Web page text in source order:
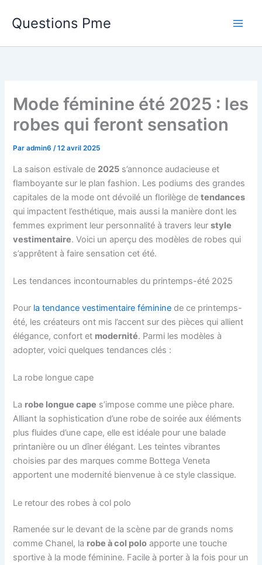
Questions Pme
Mode féminine été 2025 : les
robes qui feront sensation
Paradmin6/12 avril 2025
La saison estivale de 2025 s’annonce audacieuse et
flamboyante sur le plan fashion. Les podiums des grandes
capitales de la mode ont dévoilé un florilège detendances
qui impactent l’esthétique, mais aussi la manière dont les
femmes expriment leur personnalité à travers leurstyle
vestimentaire. Voici un aperçu des modèles de robes qui
s’apprêtent à faire sensation cet été.
Les tendances incontournables du printemps-été 2025
Pour la tendance vestimentaire féminine de ce printemps-
été, les créateurs ont mis l’accent sur des pièces qui allient
élégance, confort et modernité. Parmi les modèles à
adopter, voici quelques tendances clés :
La robe longue cape
La robe longue cape s’impose comme une pièce phare.
Alliant la sophistication d’une robe de soirée aux éléments
plus fluides d’une cape, elle est idéale pour une balade
printanière ou un dîner élégant. Les teintes vibrantes
choisies par des marques comme Bottega Veneta
apportent une modernité bienvenue à ce style classique.
Le retour des robes à col polo
Ramenée sur le devant de la scène par de grands noms
comme Chanel, la robe à col polo apporte une touche
sportive à la mode féminine. Facile à porter à la fois pour un